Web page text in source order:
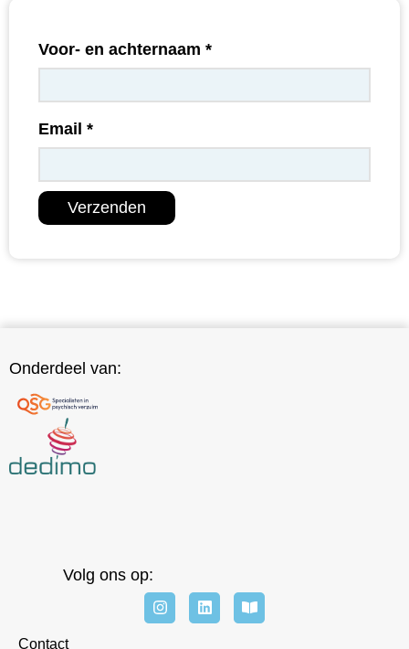
Voor- en achternaam *
Email *
Verzenden
Contact
Onderdeel van:
Volg ons op: